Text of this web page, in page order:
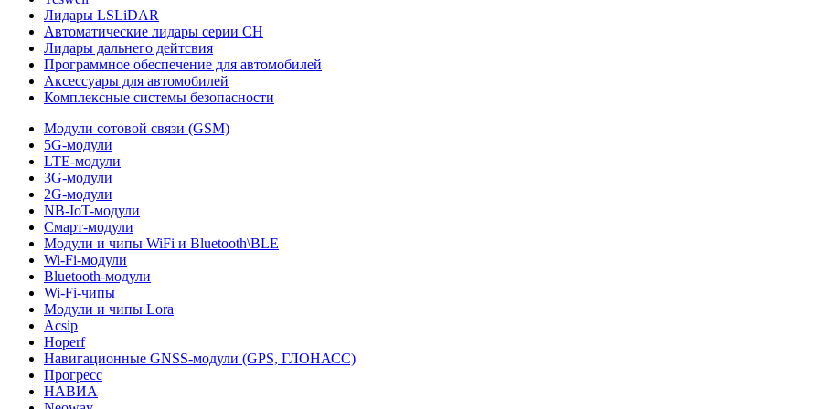
Лидары LSLiDAR
Автоматические лидары серии CH
Лидары дальнего дейтсвия
Программное обеспечение для автомобилей
Аксессуары для автомобилей
Комплексные системы безопасности
Модули сотовой связи (GSM)
5G-модули
LTE-модули
3G-модули
2G-модули
NB-IoT-модули
Смарт-модули
Модули и чипы WiFi и Bluetooth\BLE
Wi-Fi-модули
Bluetooth-модули
Wi-Fi-чипы
Модули и чипы Lora
Acsip
Hoperf
Навигационные GNSS-модули (GPS, ГЛОНАСС)
Прогресс
НАВИА